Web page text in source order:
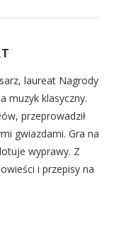
laureat Nagrody
muzyk klasyczny.
przeprowadził
gwiazdami. Gra na
wyprawy. Z
i przepisy na